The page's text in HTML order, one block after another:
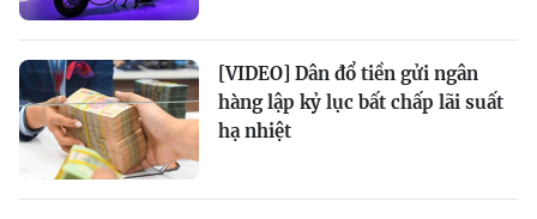
[VIDEO] Dân đổ tiền gửi ngân
hàng lập kỷ lục bất chấp lãi suất
hạ nhiệt